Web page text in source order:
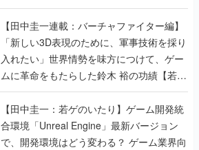
【若ゲのいたり最終回】
【田中圭一連載：バーチャファイター編】
「新しい3D表現のために、軍事技術を採り
入れたい」世界情勢を味方につけて、ゲー
ムに革命をもたらした鈴木 裕の功績【若ゲ
のいたり】
【田中圭一：若ゲのいたり】ゲーム開発統
合環境「Unreal Engine」最新バージョン
で、開発環境はどう変わる？ ゲーム業界向